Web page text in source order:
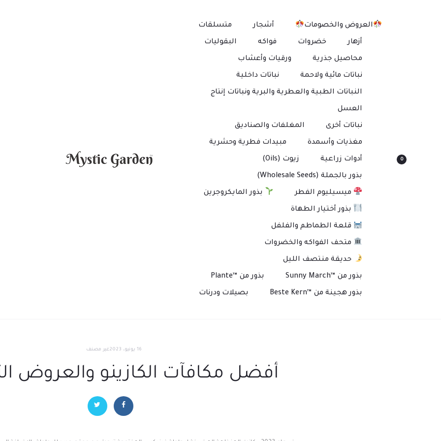
0
العروض والخصومات أشجار متسلقات
أزهار خضروات فواكه البقوليات
محاصيل جذرية ورقيات وأعشاب
نباتات مائية ولاحمة نباتات داخلية
النباتات الطبية والعطرية والبرية ونباتات إنتاج
العسل
نباتات أخرى المغلفات والصناديق
مغذيات وأسمدة مبيدات فطرية وحشرية
أدوات زراعية زيوت (Oils)
بذور بالجملة (Wholesale Seeds)
ميسيليوم الفطر بذور المايكروجرين
بذور أختيار الطهاة
قلعة الطماطم والفلفل
متحف الفواكه والخضروات
حديقة منتصف الليل
بذور من ™Sunny March بذور من ™Plante
بذور هجينة من ™Beste Kern بصيلات ودرنات
16 يونيو، 2023 غير مصنف
أفضل مكافآت الكازينو والعروض